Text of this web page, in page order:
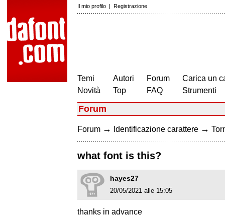
Il mio profilo | Registrazione
Temi
Novità
Autori
Top
Forum
FAQ
Carica un
Strumenti
Forum
Forum → Identificazione carattere →
what font is this?
hayes27
20/05/2021 alle 15:05
thanks in advance